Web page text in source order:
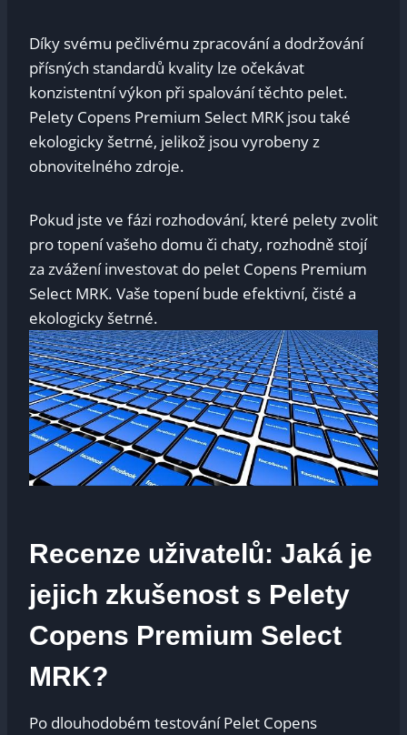
Díky svému pečlivému zpracování a dodržování⁢
přísných standardů kvality lze ‌očekávat
konzistentní‍ výkon při spalování těchto pelet.
Pelety⁢ Copens Premium Select MRK jsou také
ekologicky šetrné, jelikož jsou ⁤vyrobeny z
⁢obnovitelného​ zdroje.
Pokud jste ve fázi ⁣rozhodování, které pelety zvolit
pro topení vašeho domu ⁣či chaty, rozhodně stojí
za ‍zvážení investovat do pelet Copens Premium
Select⁣ MRK. Vaše topení bude efektivní, čisté a
ekologicky šetrné.
Recenze ​uživatelů:⁢ Jaká je
jejich zkušenost s Pelety
Copens ⁢Premium Select
MRK?
Po dlouhodobém testování Pelet‌ Copens